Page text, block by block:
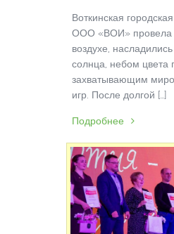
Воткинская
ООО «ВОИ» провела
воздухе,
солнца, небом цвета
захватывающим
игр. После долгой […]
Подробнее